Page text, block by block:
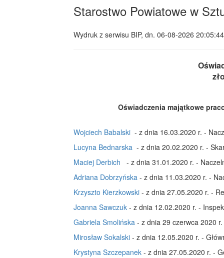
Starostwo Powiatowe w
Wydruk z serwisu BIP, dn. 06-08-2026 20:05:44
Oświadczenia majątkowe
Wojciech Babalski - z dnia 16.03.2020 r. -
Lucyna Bednarska - z dnia 20.02.2020 r. -
Maciej Derbich
- z dnia 31.01.2020 r. -
Adriana Dobrzyńska - z dnia 11.03.2020 r. -
Krzyszto Kierzkowski - z dnia 27.05.2020 r. -
Joanna Sawczuk - z dnia 12.02.2020 r. -
Gabriela Smolińska - z dnia 29 czerwca 2020
Mirosław Sokalski - z dnia 12.05.2020 r. -
Krystyna Szczepanek - z dnia 27.05.2020 r. -